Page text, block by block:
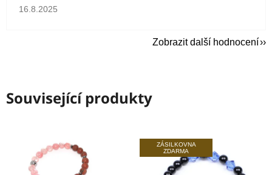
Hodnocení obchodu je 5 z 5 hvězdiček.
16.8.2025
Zobrazit další hodnocení
Související produkty
ZÁSILKOVNA
ZDARMA